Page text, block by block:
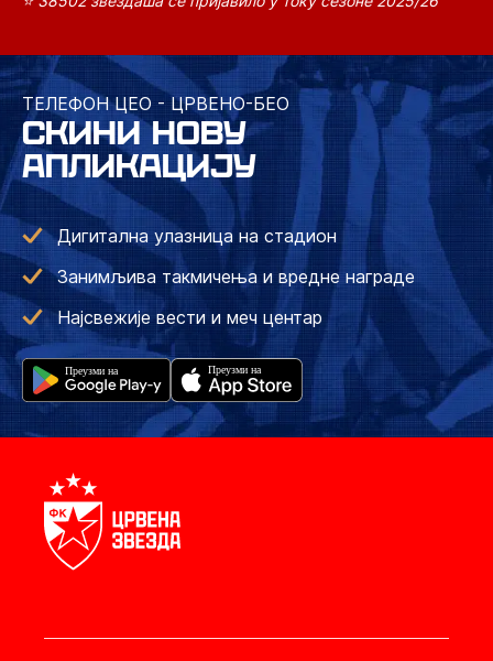
ТЕЛЕФОН ЦЕО - ЦРВЕНО-БЕО
СКИНИ НОВУ
АПЛИКАЦИЈУ
Дигитална улазница на стадион
Занимљива такмичења и вредне награде
Најсвежије вести и меч центар